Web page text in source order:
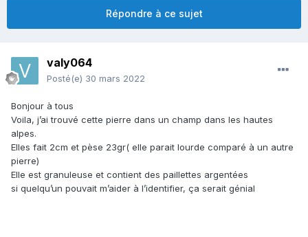
Répondre à ce sujet
valy064
Posté(e) 30 mars 2022
Bonjour à tous
Voila, j’ai trouvé cette pierre dans un champ dans les hautes
alpes.
Elles fait 2cm et pèse 23gr( elle parait lourde comparé à un autre
pierre)
Elle est granuleuse et contient des paillettes argentées
si quelqu’un pouvait m’aider à l’identifier, ça serait génial